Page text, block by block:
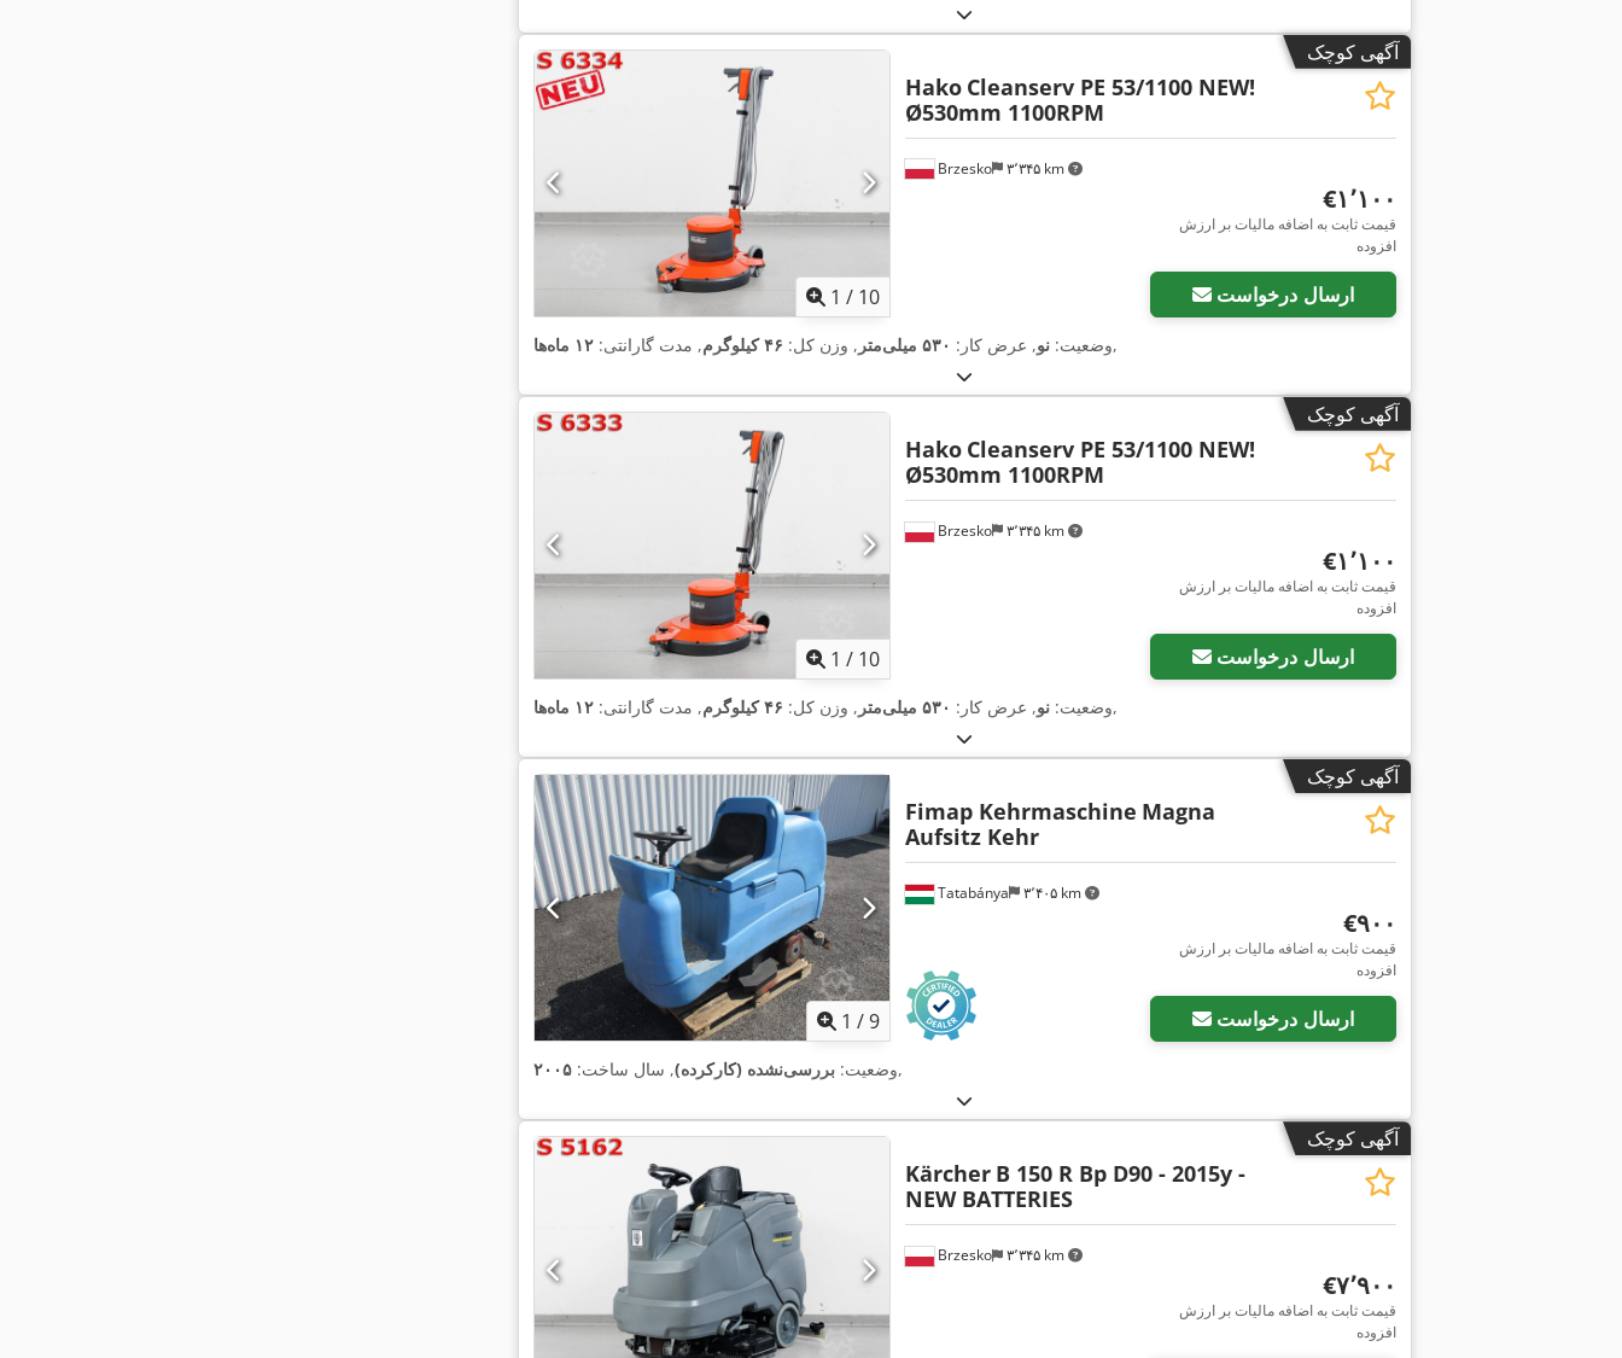
آگهی کوچک
1 / 10
Brzesko ۳٬۳۴۵ km
Hako Cleanserv PE 53/1100 NEW!
Ø530mm 1100RPM
‎€۱٬۱۰۰
قیمت ثابت به اضافه مالیات بر ارزش
افزوده
ارسال درخواست
وضعیت: نو, عرض کار: ۵۳۰ میلی‌متر , وزن کل: ۴۶ کیلوگرم , مدت گارانتی: ۱۲ ماه‌ها ,
آگهی کوچک
1 / 10
Brzesko ۳٬۳۴۵ km
Hako Cleanserv PE 53/1100 NEW!
Ø530mm 1100RPM
‎€۱٬۱۰۰
قیمت ثابت به اضافه مالیات بر ارزش
افزوده
ارسال درخواست
وضعیت: نو, عرض کار: ۵۳۰ میلی‌متر , وزن کل: ۴۶ کیلوگرم , مدت گارانتی: ۱۲ ماه‌ها ,
آگهی کوچک
1 /9
Tatabánya ۳٬۴۰۵ km
Fimap Kehrmaschine Magna
Aufsitz Kehr
‎€۹۰۰
قیمت ثابت به اضافه مالیات بر ارزش
افزوده
ارسال درخواست
وضعیت: بررسی‌نشده (کارکرده), سال ساخت: ۲۰۰۵ ,
آگهی کوچک
Brzesko ۳٬۳۴۵ km
Kärcher B 150 R Bp D90 - 2015y -
NEW BATTERIES
‎€۷٬۹۰۰
قیمت ثابت به اضافه مالیات بر ارزش
افزوده